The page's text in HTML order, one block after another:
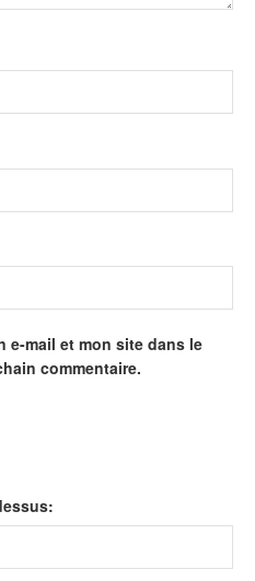
e-mail et mon site dans le
commentaire.